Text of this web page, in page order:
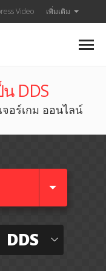
Video เพิ่มเติม
DDS
จอร์เกม ออนไลน์
DDS